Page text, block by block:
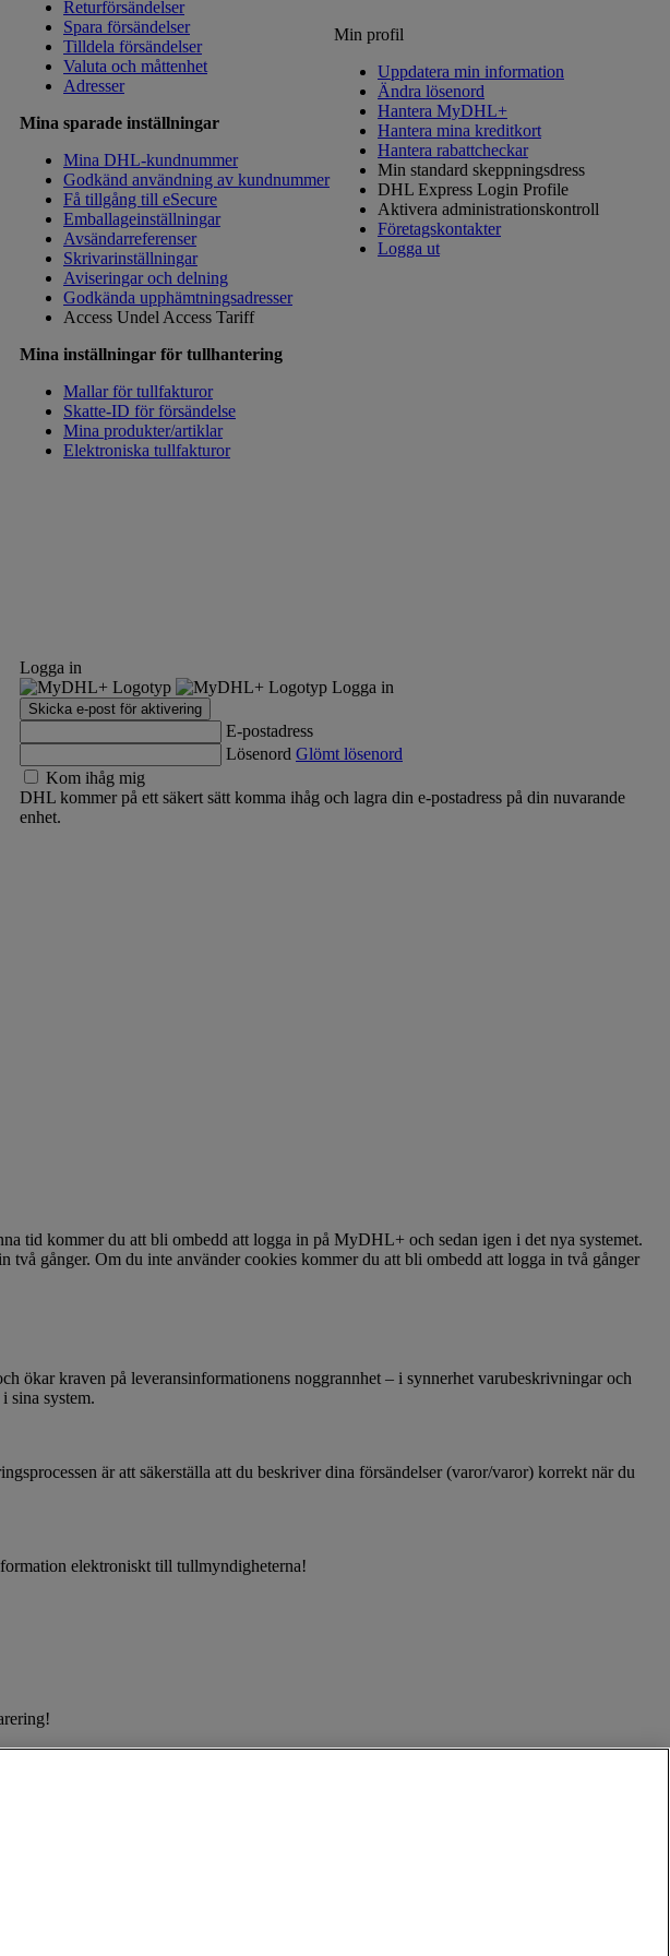
Returförsändelser
Spara försändelser
Tilldela försändelser
Valuta och måttenhet
Adresser
Mina sparade inställningar
Mina DHL-kundnummer
Godkänd användning av kundnummer
Få tillgång till eSecure
Emballageinställningar
Avsändarreferenser
Skrivarinställningar
Aviseringar och delning
Godkända upphämtningsadresser
Access Undel Access Tariff
Mina inställningar för tullhantering
Mallar för tullfakturor
Skatte-ID för försändelse
Mina produkter/artiklar
Elektroniska tullfakturor
Min profil
Uppdatera min information
Ändra lösenord
Hantera MyDHL+
Hantera mina kreditkort
Hantera rabattcheckar
Min standard skeppningsdress
DHL Express Login Profile
Aktivera administrationskontroll
Företagskontakter
Logga ut
Logga in
Logga in
Skicka e-post för aktivering
E-postadress
Lösenord Glömt lösenord
Kom ihåg mig
DHL kommer på ett säkert sätt komma ihåg och lagra din e-postadress på din nuvarande
enhet.
tid kommer du att bli ombedd att logga in på MyDHL+ och sedan igen i det nya systemet.
gånger. Om du inte använder cookies kommer du att bli ombedd att logga in två gånger
ökar kraven på leveransinformationens noggrannhet – i synnerhet varubeskrivningar och
sina system.
är att säkerställa att du beskriver dina försändelser (varor/varor) korrekt när du
elektroniskt till tullmyndigheterna!